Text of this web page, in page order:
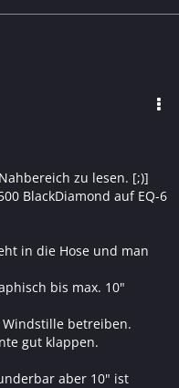
zu lesen. [;)]
BlackDiamond auf EQ-6
in die Hose und man
bis max. 10"
Windstille betreiben.
gut klappen.
aber 10" ist